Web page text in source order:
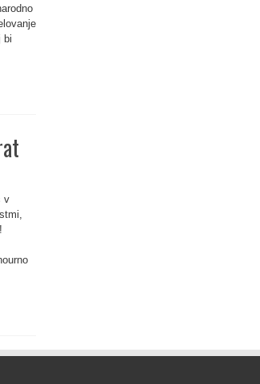
bi
v